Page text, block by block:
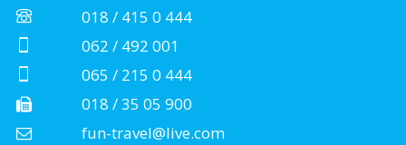
018 / 415 0 444
062 / 492 001
065 / 215 0 444
018 / 35 05 900
fun-travel@live.com